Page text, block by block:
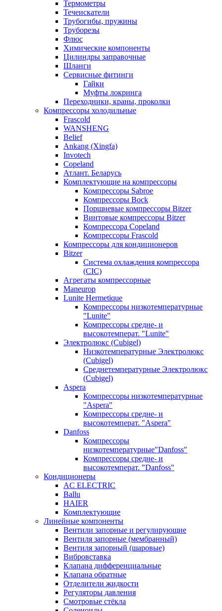
Термометры
Течеискатели
Трубогибы, пружины
Труборезы
Флюс
Химические компоненты
Цилиндры заправочные
Шланги
Сервисные фитинги
Гайки
Муфты локринга
Переходники, краны, проколки
Компрессоры холодильные
Frascold
WANSHENG
Belief
Ankang (Xingfa)
Invotech
Copeland
Атлант. Беларусь
Комплектующие на компрессоры
Компрессоры Sabroe
Компрессоры Bock
Поршневые компрессоры Bitzer
Винтовые компрессоры Bitzer
Компрессора Copeland
Компрессоры Frascold
Компрессоры для кондиционеров
Bitzer
Система охлаждения компрессора
(CIC)
Агрегаты компрессорные
Maneurop
Lunite Hermetique
Компрессоры низкотемпературные
"Lunite"
Компрессоры средне- и
высокотемперат. "Lunite"
Электролюкс (Cubigel)
Низкотемпературные Электролюкс
(Cubigel)
Среднетемпературные Электролюкс
(Cubigel)
Aspera
Компрессоры низкотемпературные
"Aspera"
Компрессоры средне- и
высокотемперат. "Aspera"
Danfoss
Компрессоры
низкотемпературные"Danfoss"
Компрессоры средне- и
высокотемперат. "Danfoss"
Кондиционеры
AC ELECTRIC
Ballu
HAIER
Комплектующие
Линейные компоненты
Вентили запорные и регулирующие
Вентиля запорные (мембранный)
Вентиля запорный (шаровые)
Вибровставка
Клапана дифференциальные
Клапана обратные
Отделители жидкости
Регуляторы давления
Смотровые стёкла